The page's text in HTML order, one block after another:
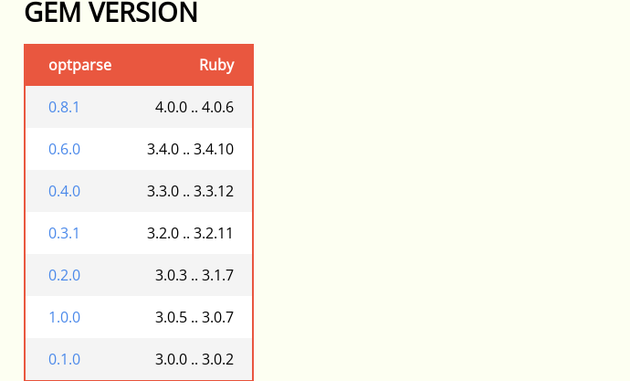
GEM VERSION
optparse Ruby
0.8.1 4.0.0 .. 4.0.6
0.6.0 3.4.0 .. 3.4.10
0.4.0 3.3.0 .. 3.3.12
0.3.1 3.2.0 .. 3.2.11
0.2.0 3.0.3 .. 3.1.7
1.0.0 3.0.5 .. 3.0.7
0.1.0 3.0.0 .. 3.0.2